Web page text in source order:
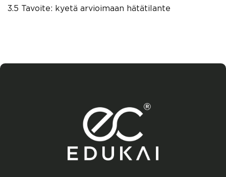
3.5 Tavoite: kyetä arvioimaan hätätilante